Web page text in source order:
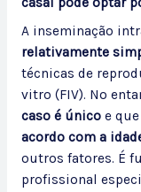
A inseminação
relativamente
técnicas de
vitro (FIV). No
caso é únicoe que
acordo com a
outros fatores. É
profissional